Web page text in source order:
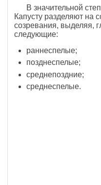
В значительной
Капусту разделяют на
созревания, выделяя,
следующие:
раннеспелые;
позднеспелые;
среднепоздние;
среднеспелые.